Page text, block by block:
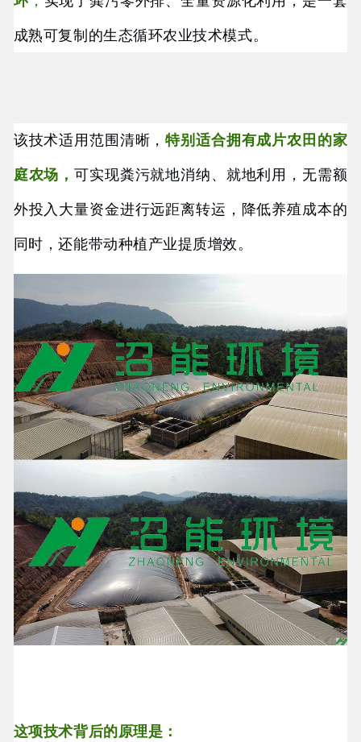
成熟可复制的生态循环农业技术模式。
该技术适用范围清晰，特别适合拥有成片农田的家
庭农场，可实现粪污就地消纳、就地利用，无需额
外投入大量资金进行远距离转运，降低养殖成本的
同时，还能带动种植产业提质增效。
这项技术背后的原理是：